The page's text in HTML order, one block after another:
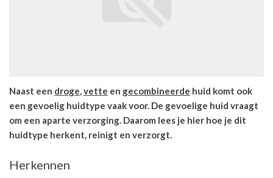
Naast een droge,vette en gecombineerde huid komt ook
een gevoelig huidtype vaak voor. De gevoelige huid vraagt
om een aparte verzorging. Daarom lees je hier hoe je dit
huidtype herkent, reinigt en verzorgt.
Herkennen